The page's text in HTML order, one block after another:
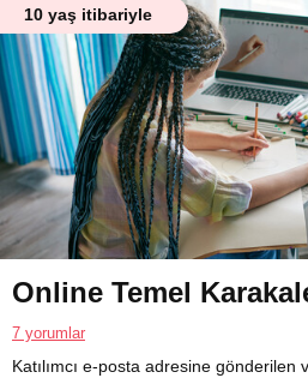
10 yaş itibariyle
Online Temel
7 yorumlar
Katılımcı e-posta adresine